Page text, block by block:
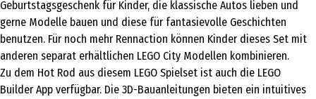
Geburtstagsgeschenk für Kinder, die klassische Autos lieben und
gerne Modelle bauen und diese für fantasievolle Geschichten
benutzen. Für noch mehr Rennaction können Kinder dieses Set mit
anderen separat erhältlichen LEGO City Modellen kombinieren.
Zu dem Hot Rod aus diesem LEGO Spielset ist auch die LEGO
Builder App verfügbar. Die 3D-Bauanleitungen bieten ein intuitives